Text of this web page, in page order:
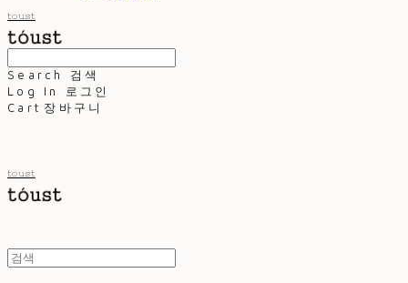
toust
Search
검색
Log In
로그인
Cart 장바구니
toust